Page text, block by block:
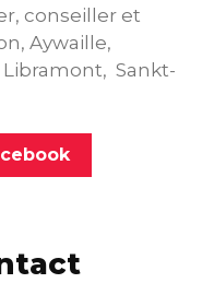
conseiller et
Aywaille,
Libramont, Sankt-